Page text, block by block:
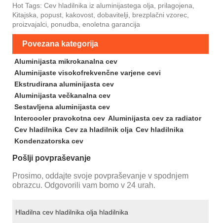
Hot Tags: Cev hladilnika iz aluminijastega olja, prilagojena,
Kitajska, popust, kakovost, dobavitelji, brezplačni vzorec,
proizvajalci, ponudba, enoletna garancija
Povezana kategorija
Aluminijasta mikrokanalna cev
Aluminijaste visokofrekvenčne varjene cevi
Ekstrudirana aluminijasta cev
Aluminijasta večkanalna cev
Sestavljena aluminijasta cev
Intercooler pravokotna cev Aluminijasta cev za radiator
Cev hladilnika Cev za hladilnik olja Cev hladilnika
Kondenzatorska cev
Pošlji povpraševanje
Prosimo, oddajte svoje povpraševanje v spodnjem
obrazcu. Odgovorili vam bomo v 24 urah.